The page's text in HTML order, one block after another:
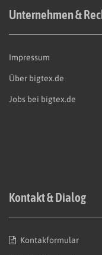
Unternehmen &
Impressum
Über bigtex.de
Jobs bei bigtex.de
Kontakt & Dialog
Kontakformular